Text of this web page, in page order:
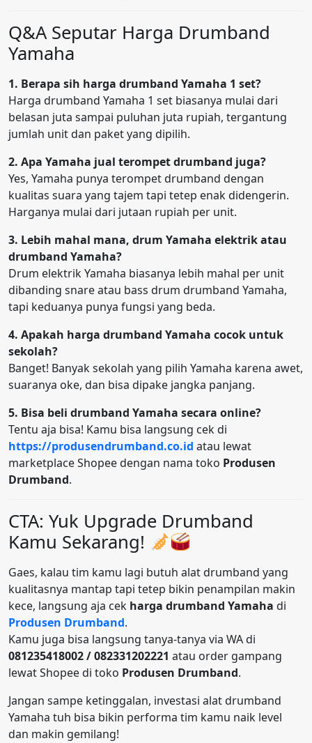
Q&A Seputar Harga Drumband
Yamaha
1. Berapa sih harga drumband Yamaha 1 set?
Harga drumband Yamaha 1 set biasanya mulai dari
belasan juta sampai puluhan juta rupiah, tergantung
jumlah unit dan paket yang dipilih.
2. Apa Yamaha jual terompet drumband juga?
Yes, Yamaha punya terompet drumband dengan
kualitas suara yang tajem tapi tetep enak didengerin.
Harganya mulai dari jutaan rupiah per unit.
3. Lebih mahal mana, drum Yamaha elektrik atau
drumband Yamaha?
Drum elektrik Yamaha biasanya lebih mahal per unit
dibanding snare atau bass drum drumband Yamaha,
tapi keduanya punya fungsi yang beda.
4. Apakah harga drumband Yamaha cocok untuk
sekolah?
Banget! Banyak sekolah yang pilih Yamaha karena awet,
suaranya oke, dan bisa dipake jangka panjang.
5. Bisa beli drumband Yamaha secara online?
Tentu aja bisa! Kamu bisa langsung cek di
https://produsendrumband.co.id atau lewat
marketplace Shopee dengan nama toko Produsen
Drumband.
CTA: Yuk Upgrade Drumband
Kamu Sekarang!
Gaes, kalau tim kamu lagi butuh alat drumband yang
kualitasnya mantap tapi tetep bikin penampilan makin
kece, langsung aja cek harga drumband Yamaha di
Produsen Drumband.
Kamu juga bisa langsung tanya-tanya via WA di
081235418002 / 082331202221 atau order gampang
lewat Shopee di toko Produsen Drumband.
Jangan sampe ketinggalan, investasi alat drumband
Yamaha tuh bisa bikin performa tim kamu naik level
dan makin gemilang!